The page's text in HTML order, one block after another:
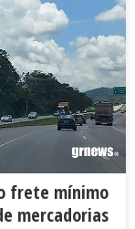
frete mínimo
mercadorias